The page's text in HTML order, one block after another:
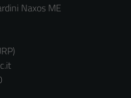
Naxos ME